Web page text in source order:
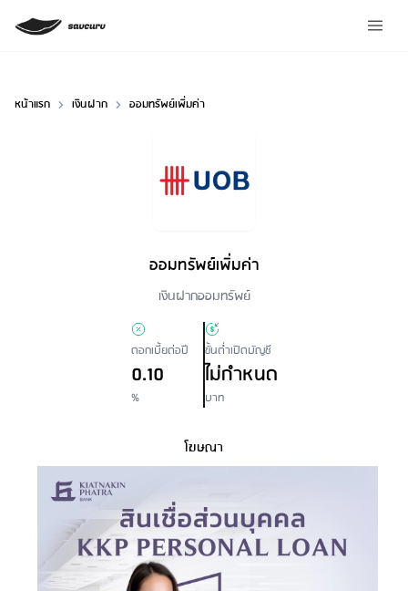
หน้าแรก เงินฝาก ออมทรัพย์เพิ่มค่า
ออมทรัพย์เพิ่มค่า
เงินฝากออมทรัพย์
ดอกเบี้ยต่อปี
0.10
%
ขั้นต่ำเปิดบัญชี
ไม่กำหนด
บาท
โฆษณา